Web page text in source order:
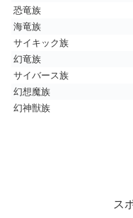
恐竜族
海竜族
サイキック族
幻竜族
サイバース族
幻想魔族
幻神獣族
ス